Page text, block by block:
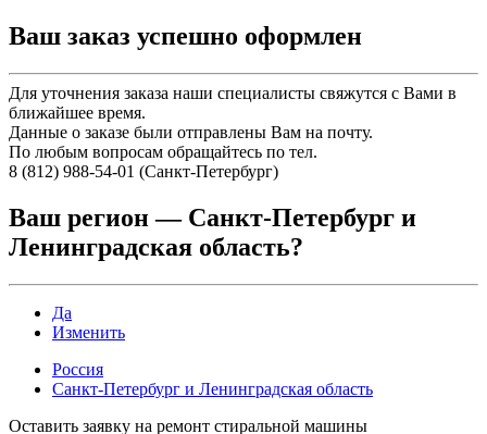
Ваш заказ успешно оформлен
Для уточнения заказа наши специалисты свяжутся с Вами в
ближайшее время.
Данные о заказе были отправлены Вам на почту.
По любым вопросам обращайтесь по тел.
8 (812) 988-54-01 (Санкт-Петербург)
Ваш регион — Санкт-Петербург и
Ленинградская область?
Да
Изменить
Россия
Санкт-Петербург и Ленинградская область
Оставить заявку на ремонт стиральной машины